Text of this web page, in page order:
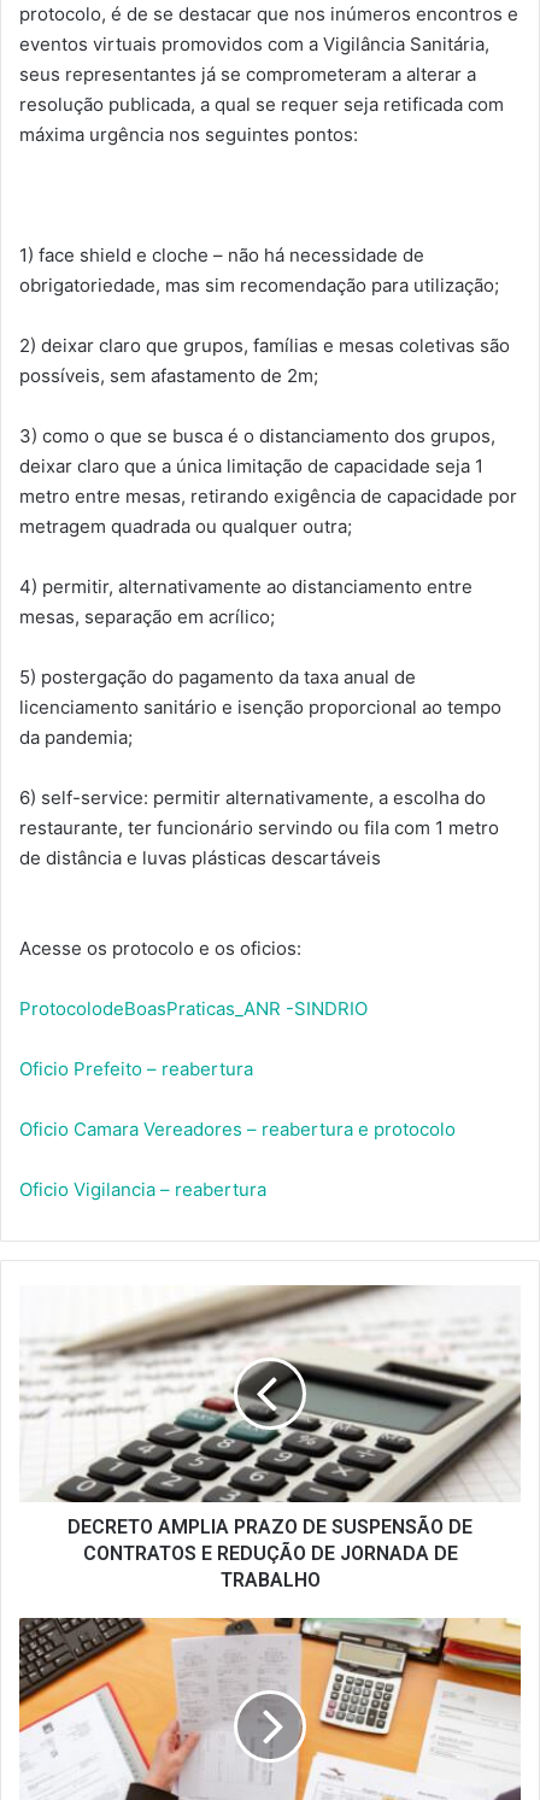
protocolo, é de se destacar que nos inúmeros encontros e
eventos virtuais promovidos com a Vigilância Sanitária,
seus representantes já se comprometeram a alterar a
resolução publicada, a qual se requer seja retificada com
máxima urgência nos seguintes pontos:
1) face shield e cloche – não há necessidade de
obrigatoriedade, mas sim recomendação para utilização;
2) deixar claro que grupos, famílias e mesas coletivas são
possíveis, sem afastamento de 2m;
3) como o que se busca é o distanciamento dos grupos,
deixar claro que a única limitação de capacidade seja 1
metro entre mesas, retirando exigência de capacidade por
metragem quadrada ou qualquer outra;
4) permitir, alternativamente ao distanciamento entre
mesas, separação em acrílico;
5) postergação do pagamento da taxa anual de
licenciamento sanitário e isenção proporcional ao tempo
da pandemia;
6) self-service: permitir alternativamente, a escolha do
restaurante, ter funcionário servindo ou fila com 1 metro
de distância e luvas plásticas descartáveis
Acesse os protocolo e os oficios:
ProtocolodeBoasPraticas_ANR -SINDRIO
Oficio Prefeito – reabertura
Oficio Camara Vereadores – reabertura e protocolo
Oficio Vigilancia – reabertura
PRAZO
DE
SUSPENSÃO
DE
REDUÇÃO
JORNADA
DECRETO AMPLIA PRAZO DE SUSPENSÃO DE
CONTRATOS E REDUÇÃO DE JORNADA DE
TRABALHO
Recontratação
nos
casos
de
rescisão
sem
justa